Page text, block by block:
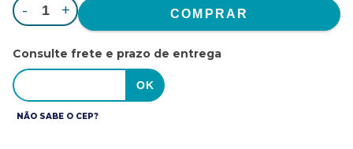
- +
Consulte frete e prazo de entrega
NÃO SABE O CEP?